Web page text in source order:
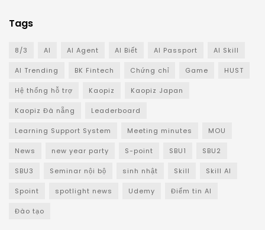
Tags
8/3 AI AI Agent AI Biết AI Passport AI Skill
AI Trending BK Fintech Chứng chỉ Game HUST
Hệ thống hỗ trợ Kaopiz Kaopiz Japan
Kaopiz Đà nẵng Leaderboard
Learning Support System Meeting minutes MOU
News new year party S-point SBU1 SBU2
SBU3 Seminar nội bộ sinh nhật Skill Skill AI
Spoint spotlight news Udemy Điểm tin AI
Đào tạo